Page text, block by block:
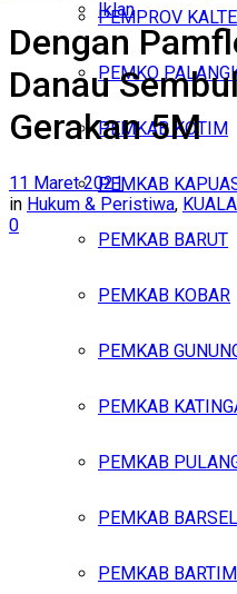
Iklan
Minggu, Agustus 9, 2026
PEMPROV
PEMKO
PEMKAB KOTIM
PEMKAB
PEMKAB BARUT
PEMKAB KOBAR
PEMKAB
PEMKAB
PEMKAB
PEMKAB BARSEL
PEMKAB BARTIM
Dengan
Danau
Gerakan 5M
11 Maret 2021
in Hukum & Peristiwa,
0